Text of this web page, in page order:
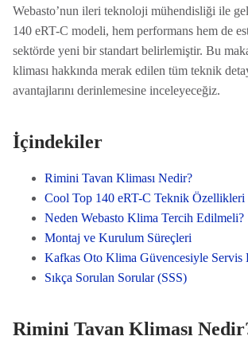
Webasto’nun ileri teknoloji mühendisliği ile
140 eRT-C modeli, hem performans hem de
sektörde yeni bir standart belirlemiştir. Bu
kliması hakkında merak edilen tüm teknik
avantajlarını derinlemesine inceleyeceğiz.
İçindekiler
Rimini Tavan Kliması Nedir?
Cool Top 140 eRT-C Teknik Özellikleri
Neden Webasto Klima Tercih Edilmeli?
Montaj ve Kurulum Süreçleri
Kafkas Oto Klima Güvencesiyle Servis
Sıkça Sorulan Sorular (SSS)
Rimini Tavan Kliması